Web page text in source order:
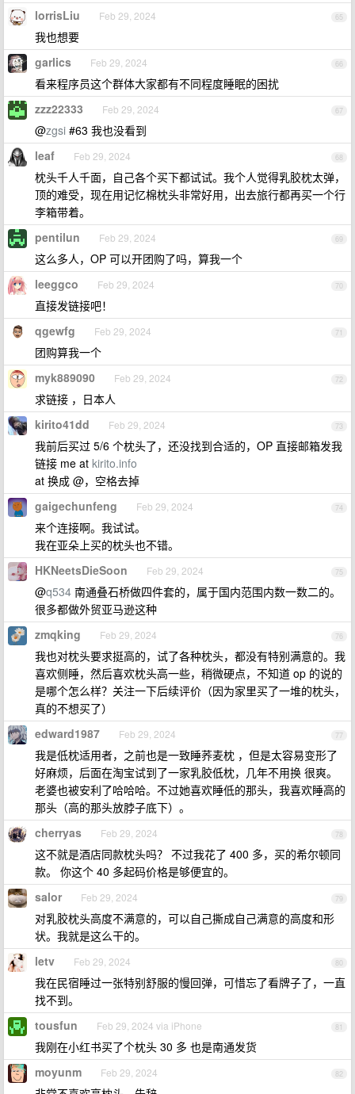
65
lorrisLiu Feb 29, 2024
我也想要
66
garlics Feb 29, 2024
看来程序员这个群体大家都有不同程度睡眠的困扰
67
zzz22333 Feb 29, 2024
@zgsi #63 我也没看到
68
leaf Feb 29, 2024
枕头千人千面，自己各个买下都试试。我个人觉得乳胶枕太弹，
顶的难受，现在用记忆棉枕头非常好用，出去旅行都再买一个行
李箱带着。
69
pentilun Feb 29, 2024
这么多人，OP 可以开团购了吗，算我一个
70
leeggco Feb 29, 2024
直接发链接吧！
71
qgewfg Feb 29, 2024
团购算我一个
72
myk889090 Feb 29, 2024
求链接 ，日本人
73
kirito41dd Feb 29, 2024
我前后买过 5/6 个枕头了，还没找到合适的，OP 直接邮箱发我
链接 me at kirito.info
at 换成 @，空格去掉
74
gaigechunfeng Feb 29, 2024
来个连接啊。我试试。
我在亚朵上买的枕头也不错。
75
HKNeetsDieSoon Feb 29, 2024
@q534 南通叠石桥做四件套的，属于国内范围内数一数二的。
很多都做外贸亚马逊这种
76
zmqking Feb 29, 2024
我也对枕头要求挺高的，试了各种枕头，都没有特别满意的。我
喜欢侧睡，然后喜欢枕头高一些，稍微硬点，不知道 op 的说的
是哪个怎么样？关注一下后续评价（因为家里买了一堆的枕头，
真的不想买了）
77
edward1987 Feb 29, 2024
我是低枕适用者，之前也是一致睡荞麦枕 ，但是太容易变形了
好麻烦，后面在淘宝试到了一家乳胶低枕，几年不用换 很爽。
老婆也被安利了哈哈哈。不过她喜欢睡低的那头，我喜欢睡高的
那头（高的那头放脖子底下）。
78
cherryas Feb 29, 2024
这不就是酒店同款枕头吗？ 不过我花了 400 多，买的希尔顿同
款。 你这个 40 多起码价格是够便宜的。
79
salor Feb 29, 2024
对乳胶枕头高度不满意的，可以自己撕成自己满意的高度和形
状。我就是这么干的。
80
letv Feb 29, 2024
我在民宿睡过一张特别舒服的慢回弹，可惜忘了看牌子了，一直
找不到。
81
tousfun Feb 29, 2024 via iPhone
我刚在小红书买了个枕头 30 多 也是南通发货
82
moyunm Feb 29, 2024